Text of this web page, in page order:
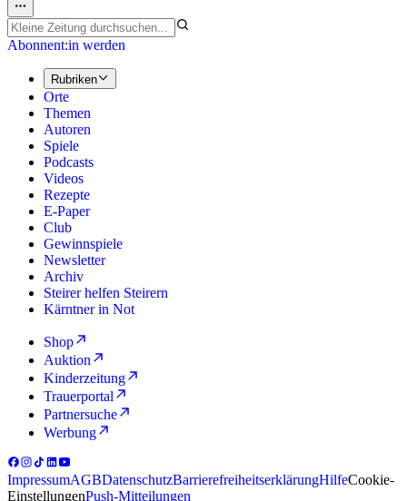
Abonnent:in werden
Rubriken
Orte
Themen
Autoren
Spiele
Podcasts
Videos
Rezepte
E-Paper
Club
Gewinnspiele
Newsletter
Archiv
Steirer helfen Steirern
Kärntner in Not
Shop
Auktion
Kinderzeitung
Trauerportal
Partnersuche
Werbung
ImpressumAGBDatenschutzBarrierefreiheitserklärungHilfeCookie-
EinstellungenPush-Mitteilungen